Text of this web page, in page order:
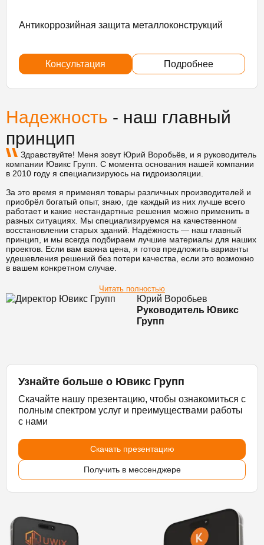
Антикоррозийная защита металлоконструкций
Консультация Подробнее
Надежность - наш главный
принцип
Юрий Воробьев
Руководитель Ювикс
Групп
Узнайте больше о Ювикс Групп
Скачайте нашу презентацию, чтобы ознакомиться с
полным спектром услуг и преимуществами работы
с нами
Скачать презентацию
Получить в мессенджере
Здравствуйте! Меня зовут Юрий Воробьёв, и я руководитель
компании Ювикс Групп. С момента основания нашей компании
в 2010 году я специализируюсь на гидроизоляции.
За это время я применял товары различных производителей и
приобрёл богатый опыт, знаю, где каждый из них лучше всего
работает и какие нестандартные решения можно применить в
разных ситуациях. Мы специализируемся на качественном
восстановлении старых зданий. Надёжность — наш главный
принцип, и мы всегда подбираем лучшие материалы для наших
проектов. Если вам важна цена, я готов предложить варианты
удешевления решений без потери качества, если это возможно
в вашем конкретном случае.
Читать полностью